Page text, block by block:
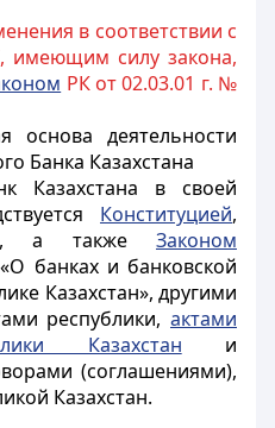
в соответствии с
имеющим силу закона,
РК от 02.03.01 г. №
основа деятельности
Банка Казахстана
Казахстана в своей
Конституцией,
а также Законом
банках и банковской
Казахстан», другими
республики, актами
Казахстан и
(соглашениями),
Казахстан.